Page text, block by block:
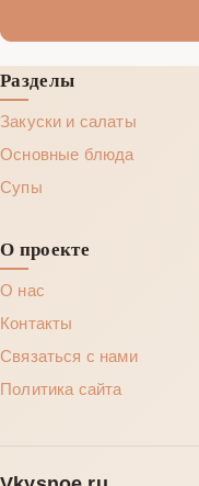
Разделы
Закуски и салаты
Основные блюда
Супы
О проекте
О нас
Контакты
Связаться с нами
Политика сайта